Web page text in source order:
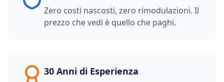
Zero costi nascosti, zero rimodulazioni. Il
prezzo che vedi è quello che paghi.
30 Anni di Esperienza